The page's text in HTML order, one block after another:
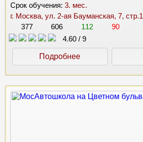
Срок обучения: 3. мес.
г. Москва, ул. 2-ая Бауманская, 7, стр.1
377
606 112
90
4.60 / 9
Подробнее